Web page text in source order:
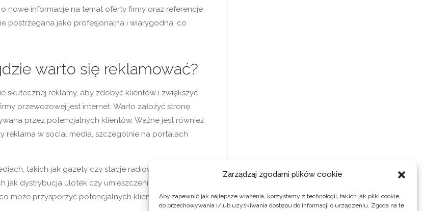
Zarządzaj zgodami plików cookie
Aby zapewnić jak najlepsze wrażenia, korzystamy z technologii, takich jak pliki cookie,
do przechowywania i/lub uzyskiwania dostępu do informacji o urządzeniu. Zgoda na te
nowe informacje na temat oferty firmy oraz referencje
postrzegana jako profesjonalna i wiarygodna, co
warto się reklamować?
skutecznej reklamy, aby zdobyć klientów i zwiększyć
przewozowej jest internet. Warto założyć stronę
przez potencjalnych klientów. Ważne jest również
reklama w social media, szczególnie na portalach
takich jak gazety czy stacje radiowe. Nie należy
dystrybucja ulotek czy umieszczenia plakatów w
może przysporzyć potencjalnych klientów.